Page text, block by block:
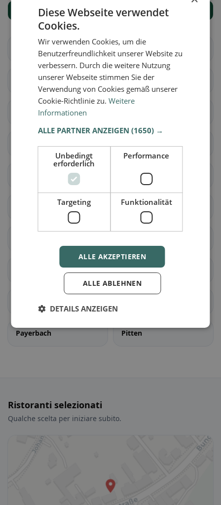
Mostra tutti i luoghi
Altendorf Aspang-Markt
Aspangberg-St. Peter Breitenau
Breitenstein
Feistritz am Wechsel Gloggnitz
Grafenbach-St. Valentin Grimmenstein
Mönichkirchen Natschbach-Loipersbach
Payerbach Pitten
Ristoranti selezionati
Qualche scelta per iniziare subito.
Diese Webseite verwendet
Cookies.
Wir verwenden Cookies, um die
Benutzerfreundlichkeit unserer Website zu
verbessern. Durch die weitere Nutzung
unserer Webseite stimmen Sie der
Verwendung von Cookies gemäß unserer
Cookie-Richtlinie zu.Weitere
Informationen
ALLE PARTNER ANZEIGEN(1650) →
Unbedingt
erforderlich
Performance
Targeting Funktionalität
ALLE AKZEPTIEREN
ALLE ABLEHNEN
DETAILS ANZEIGEN